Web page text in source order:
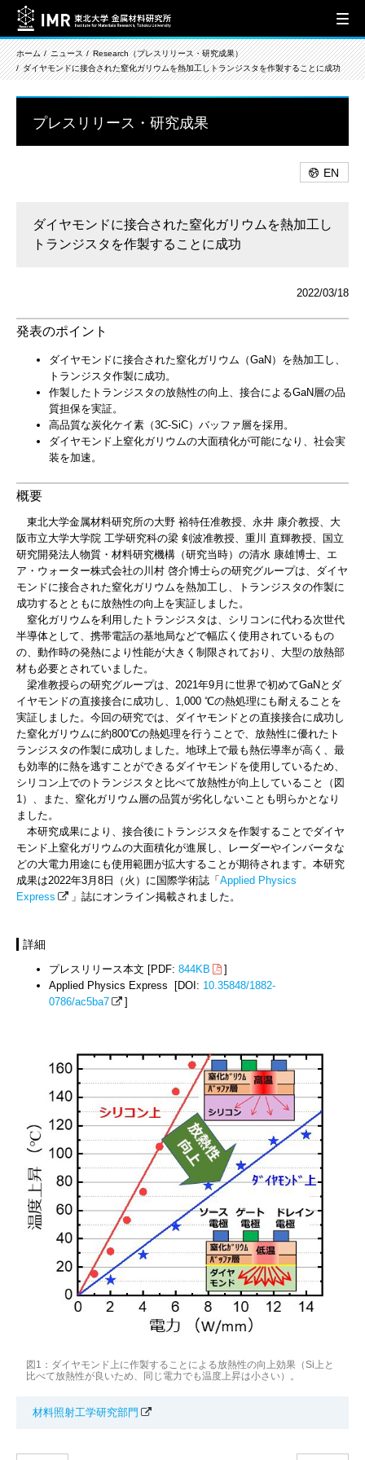
ホーム ニュース
Research（プレスリリース・研究成果）
ダイヤモンドに接合された窒化ガリウムを熱加工しトランジスタを作製することに成功
プレスリリース・研究成果
EN
ダイヤモンドに接合された窒化ガリウムを熱加工し
トランジスタを作製することに成功
2022/03/18
発表のポイント
ダイヤモンドに接合された窒化ガリウム（GaN）を熱加工し、
トランジスタ作製に成功。
作製したトランジスタの放熱性の向上、接合によるGaN層の品
質担保を実証。
高品質な炭化ケイ素（3C-SiC）バッファ層を採用。
ダイヤモンド上窒化ガリウムの大面積化が可能になり、社会実
装を加速。
概要
東北大学金属材料研究所の大野 裕特任准教授、永井 康介教授、大
阪市立大学大学院 工学研究科の梁 剣波准教授、重川 直輝教授、国立
研究開発法人物質・材料研究機構（研究当時）の清水 康雄博士、エ
ア・ウォーター株式会社の川村 啓介博士らの研究グループは、ダイヤ
モンドに接合された窒化ガリウムを熱加工し、トランジスタの作製に
成功するとともに放熱性の向上を実証しました。
窒化ガリウムを利用したトランジスタは、シリコンに代わる次世代
半導体として、携帯電話の基地局などで幅広く使用されているもの
の、動作時の発熱により性能が大きく制限されており、大型の放熱部
材も必要とされていました。
梁准教授らの研究グループは、2021年9月に世界で初めてGaNとダ
イヤモンドの直接接合に成功し、1,000 ℃の熱処理にも耐えることを
実証しました。今回の研究では、ダイヤモンドとの直接接合に成功し
た窒化ガリウムに約800℃の熱処理を行うことで、放熱性に優れたト
ランジスタの作製に成功しました。地球上で最も熱伝導率が高く、最
も効率的に熱を逃すことができるダイヤモンドを使用しているため、
シリコン上でのトランジスタと比べて放熱性が向上していること（図
1）、また、窒化ガリウム層の品質が劣化しないことも明らかとなり
ました。
本研究成果により、接合後にトランジスタを作製することでダイヤ
モンド上窒化ガリウムの大面積化が進展し、レーダーやインバータな
どの大電力用途にも使用範囲が拡大することが期待されます。本研究
成果は2022年3月8日（火）に国際学術誌「 Applied Physics
Express
」誌にオンライン掲載されました。
詳細
プレスリリース本文 [PDF: 844KB
]
Applied Physics Express [DOI: 10.35848/1882-
0786/ac5ba7
]
図1：ダイヤモンド上に作製することによる放熱性の向上効果（Si上と
比べて放熱性が良いため、同じ電力でも温度上昇は小さい）。
材料照射工学研究部門